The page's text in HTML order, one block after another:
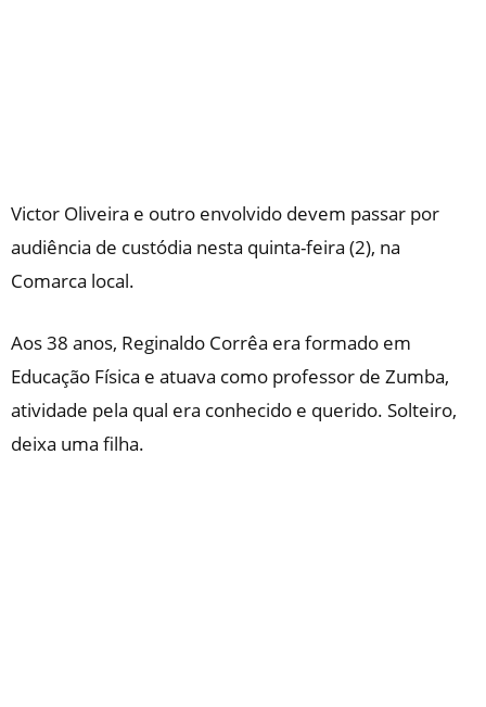
Victor Oliveira e outro envolvido devem passar por
audiência de custódia nesta quinta-feira (2), na
Comarca local.
Aos 38 anos, Reginaldo Corrêa era formado em
Educação Física e atuava como professor de Zumba,
atividade pela qual era conhecido e querido. Solteiro,
deixa uma filha.